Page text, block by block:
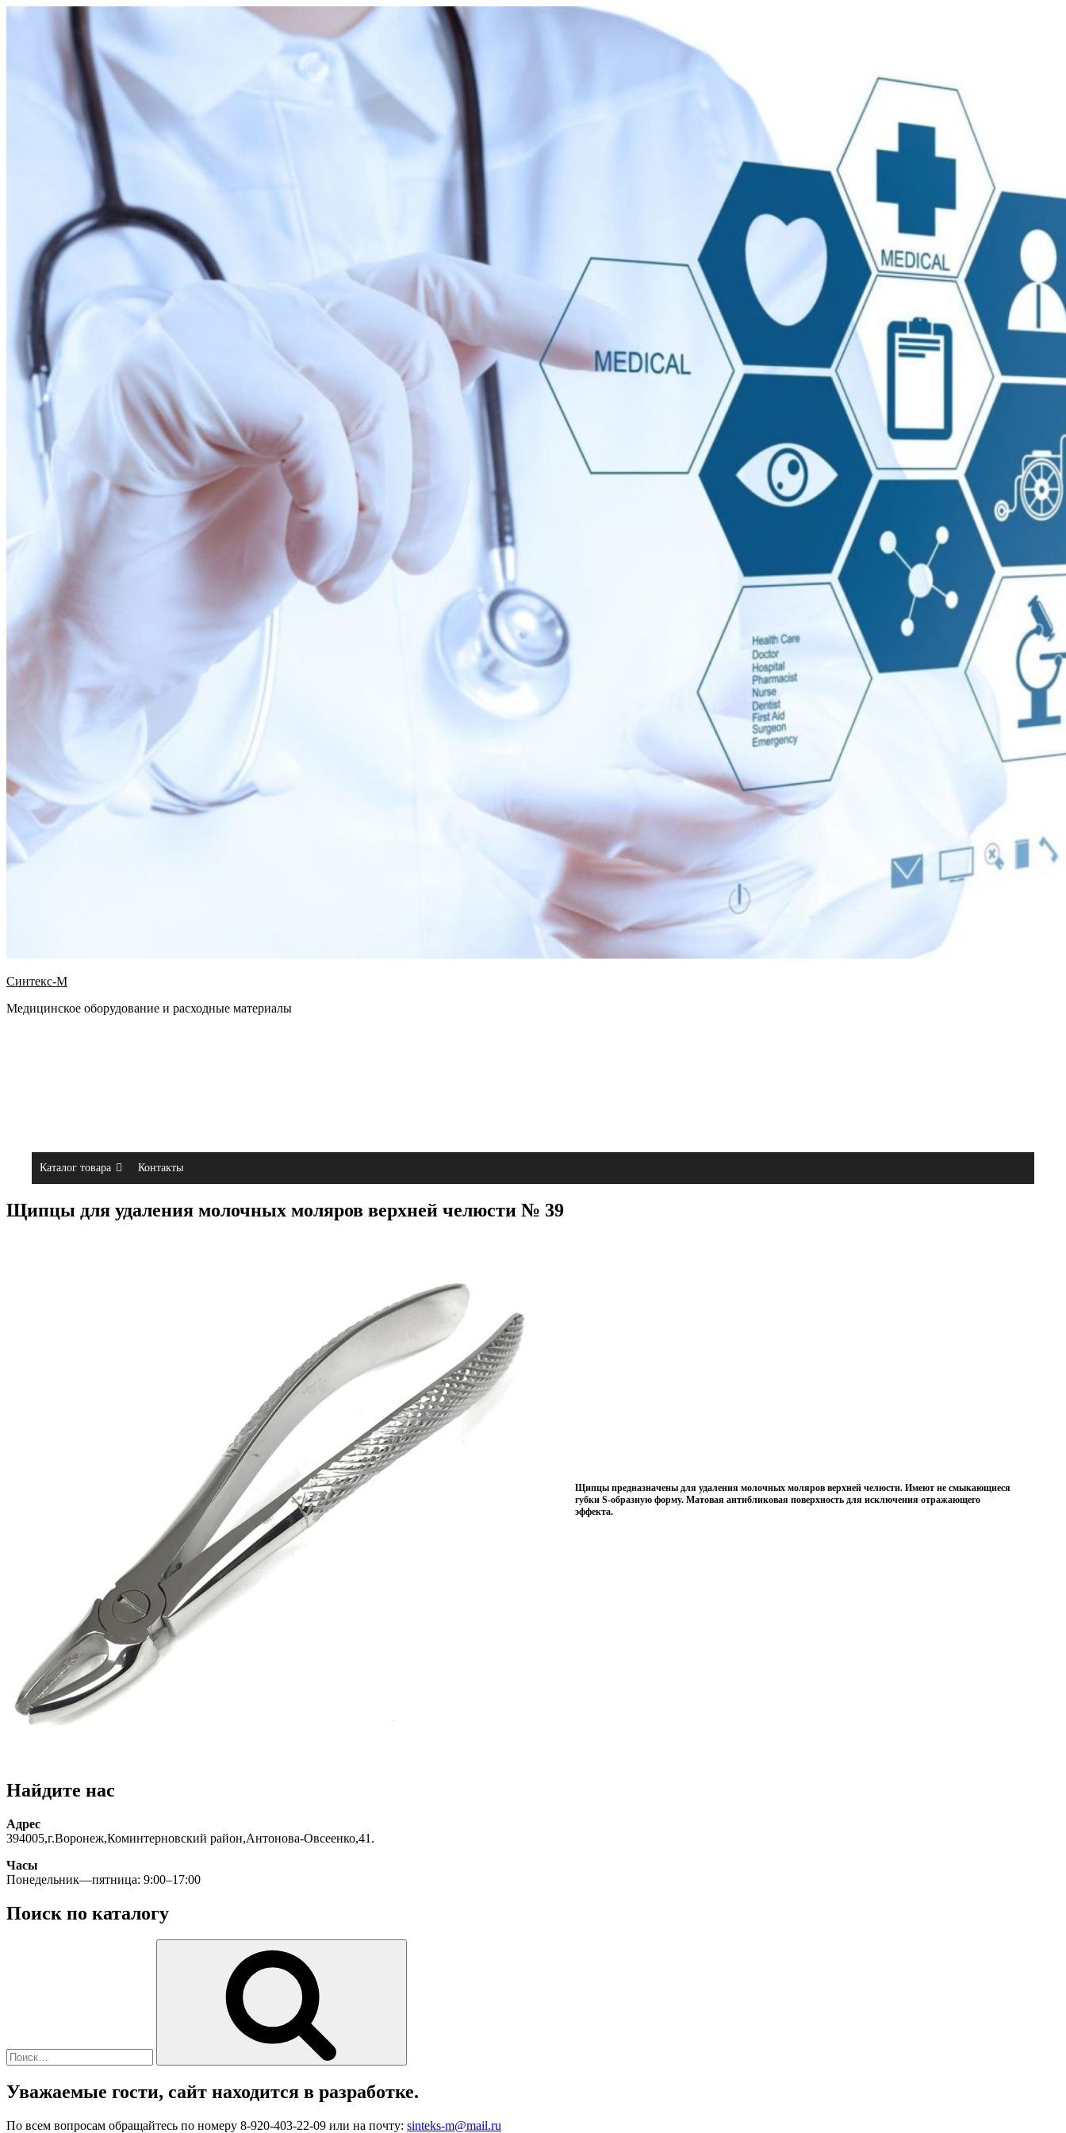
Синтекс-М
Медицинское оборудование и расходные материалы
Каталог товара Контакты
Щипцы для удаления молочных моляров верхней челюсти № 39
Щипцы предназначены для удаления молочных моляров верхней челюсти. Имеют не смыкающиеся
губки S-образную форму. Матовая антибликовая поверхность для исключения отражающего
эффекта.
Найдите нас
Адрес
394005,г.Воронеж,Коминтерновский район,Антонова-Овсеенко,41.
Часы
Понедельник—пятница: 9:00–17:00
Поиск по каталогу
Уважаемые гости, сайт находится в разработке.
По всем вопросам обращайтесь по номеру 8-920-403-22-09 или на почту: sinteks-m@mail.ru